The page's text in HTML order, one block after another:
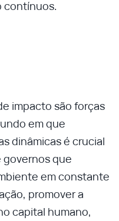
contínuos.
impacto são forças
em que
dinâmicas é crucial
governos que
em constante
promover a
capital humano,